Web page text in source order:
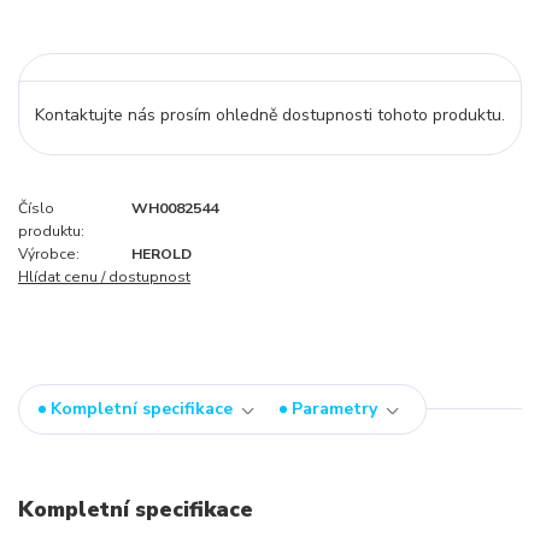
Kontaktujte nás prosím ohledně dostupnosti tohoto produktu.
Číslo
produktu:
WH0082544
Výrobce:
HEROLD
Hlídat cenu / dostupnost
Kompletní specifikace Parametry
Kompletní specifikace